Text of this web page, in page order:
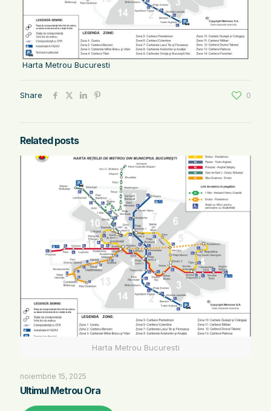
Harta Metrou Bucuresti
Share 0
Related posts
Harta Metrou Bucuresti
noiembrie 15, 2025
Ultimul Metrou Ora